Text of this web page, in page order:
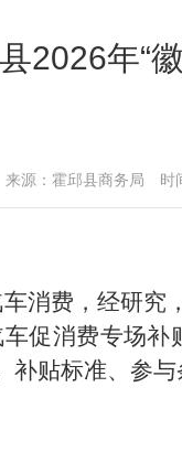
2026年“
来源：霍邱县商务局 时
费，经研究，
促消费专场
补贴标准、参